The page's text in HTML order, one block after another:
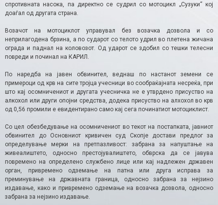
спротивната насока, па директно се судрил со мотоцикл „Сузуки“ кој
доаѓал од другата страна.
Возачот на мотоциклот управувал без возачка дозвола и со
неприлагодена брзина, а по сударот со телото удрил во плетена жичана
ограда и паднал на коловозот. Од ударот се здобил со тешки телесни
повреди и починал на КАРИЛ.
По наредба на јавен обвинител, веднаш по настанот земени се
примероци од крв на сите тројца учесници во сообраќајната несреќа, при
што кај осомничениот и другата учесничка не е утврдено присуство на
алкохол или други опојни средства, додека присуство на алхохол во крв
од 0,56 промили е евидентирано само кај сега починатиот мотоциклист.
Со цел обезбедување на осомничениот во текот на постапката, јавниот
обвинител до Основниот кривичен суд Скопје достави предлог за
определување мерки на претпазливост: забрана за напуштање на
живеалиштето, односно престојувалиштето, обврска да се јавува
повремено на определено службено лице или кај надлежен државен
орган, привремено одземање на патна или друга исправа за
преминување на државната граница, односно забрана за нејзино
издавање, како и привремено одземање на возачка дозвола, односно
забрана за нејзино издавање.